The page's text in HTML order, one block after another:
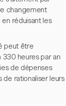
changement
réduisant les
peut être
heures par an
de dépenses
rationaliser leurs